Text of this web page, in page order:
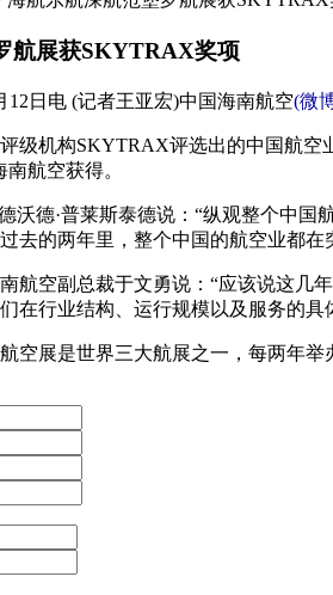
航展获SKYTRAX奖项
12日电 (记者王亚宏)中国海南航空(微
机构SKYTRAX评选出的中国航空业
航空获得。
·普莱斯泰德说：“纵观整个中国
去的两年里，整个中国的航空业都在
空副总裁于文勇说：“应该说这几年
在行业结构、运行规模以及服务的
展是世界三大航展之一，每两年举